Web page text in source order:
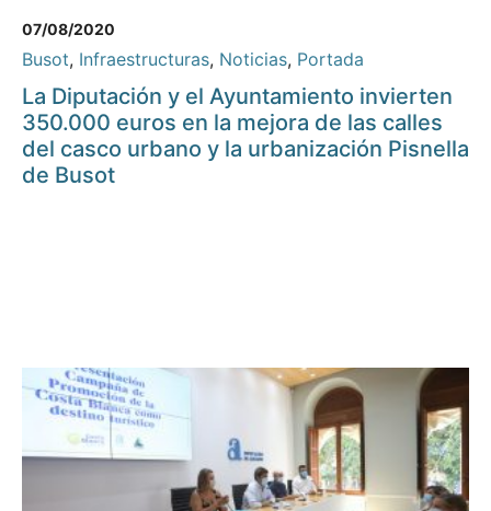
07/08/2020
Busot, Infraestructuras, Noticias, Portada
La Diputación y el Ayuntamiento invierten
350.000 euros en la mejora de las calles
del casco urbano y la urbanización Pisnella
de Busot